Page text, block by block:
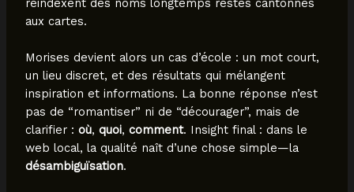
réindexent des noms longtemps restés cantonnés
aux cartes.
Morises devient alors un cas d’école : un mot court,
un lieu discret, et des résultats qui mélangent
inspiration et informations. La bonne réponse n’est
pas de “romantiser” ni de “décourager”, mais de
clarifier : où, quoi, comment. Insight final : dans le
web local, la qualité naît d’une chose simple—la
désambiguïsation.